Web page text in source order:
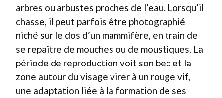
arbres ou arbustes proches de l’eau. Lorsqu’il
chasse, il peut parfois être photographié
niché sur le dos d’un mammifère, en train de
se repaître de mouches ou de moustiques. La
période de reproduction voit son bec et la
zone autour du visage virer à un rouge vif,
une adaptation liée à la formation de ses